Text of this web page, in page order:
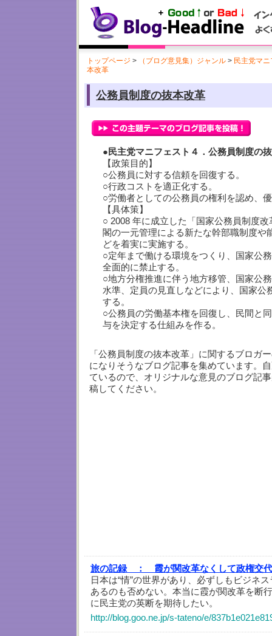
トップページ > （ブログ意見集）ジャンル > 民主党マ
本改革
公務員制度の抜本改革
●民主党マニフェスト４．公務員制度の
【政策目的】
○公務員に対する信頼を回復する。
○行政コストを適正化する。
○労働者としての公務員の権利を認め、
【具体策】
○ 2008 年に成立した「国家公務員制度
閣の一元管理による新たな幹部職制度や
どを着実に実施する。
○定年まで働ける環境をつくり、国家公
全面的に禁止する。
○地方分権推進に伴う地方移管、国家公
水準、定員の見直しなどにより、国家公
する。
○公務員の労働基本権を回復し、民間と
与を決定する仕組みを作る。
「公務員制度の抜本改革」に関するブロガ
になりそうなブログ記事を集めています。
ているので、オリジナルな意見のブログ記
稿してください。
旅の記録 ：
霞が関改革なくして政権交
日本は“情”の世界があり、必ずしもビジネ
あるのも否めない。本当に霞が関改革を断
に民主党の英断を期待したい。
http://blog.goo.ne.jp/s-tateno/e/